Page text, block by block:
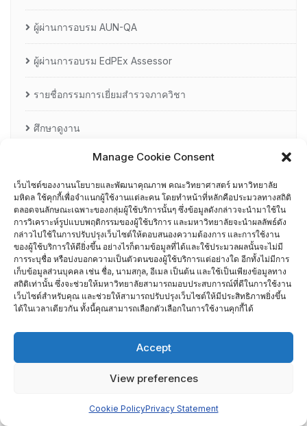
Manage Cookie Consent
เว็บไซต์ของงานนโยบายและพัฒนาคุณภาพ คณะวิทยาศาสตร์ มหาวิทยาลัย
มหิดล ใช้คุกกี้เพื่อจำแนกผู้ใช้งานแต่ละคน โดยทำหน้าที่หลักคือประมวลทางสถิติ
ตลอดจนลักษณะเฉพาะของกลุ่มผู้ใช้บริการนั้นๆ ซึ่งข้อมูลดังกล่าวจะนำมาใช้ใน
การวิเคราะห์รูปแบบพฤติกรรมของผู้ใช้บริการ และมหาวิทยาลัยจะนำผลลัพธ์ดัง
กล่าวไปใช้ในการปรับปรุงเว็บไซต์ให้ตอบสนองความต้องการ และการใช้งาน
ของผู้ใช้บริการให้ดียิ่งขึ้น อย่างไรก็ตามข้อมูลที่ได้และใช้ประมวลผลนั้นจะไม่มี
การระบุชื่อ หรือบ่งบอกความเป็นตัวตนของผู้ใช้บริการแต่อย่างใด อีกทั้งไม่มีการ
เก็บข้อมูลส่วนบุคคล เช่น ชื่อ, นามสกุล, อีเมล เป็นต้น และใช้เป็นเพียงข้อมูลทาง
สถิติเท่านั้น ซึ่งจะช่วยให้มหาวิทยาลัยสามารถมอบประสบการณ์ที่ดีในการใช้งาน
เว็บไซต์สำหรับคุณ และช่วยให้สามารถปรับปรุงเว็บไซต์ให้มีประสิทธิภาพยิ่งขึ้น
ได้ในเวลาเดียวกัน ทั้งนี้คุณสามารถเลือกตัวเลือกในการใช้งานคุกกี้ได้
Accept
View preferences
Cookie PolicyPrivacy Statement
ผู้ผ่านการอบรม AUN-QA
ผู้ผ่านการอบรม EdPEx Assessor
รายชื่อกรรมการเยี่ยมสำรวจภาควิชา
ศึกษาดูงาน
กรรมการบริหารความเสี่ยง
การอบรมพัฒนาหัวหน้าภาควิชา (HDP)
คณะกรรมการรับเรื่องร้องเรียน
คณะผู้บริหารคณะวิทยาศาสตร์ ที่ผ่านการอบรมด้านพัฒนา
คุณภาพ